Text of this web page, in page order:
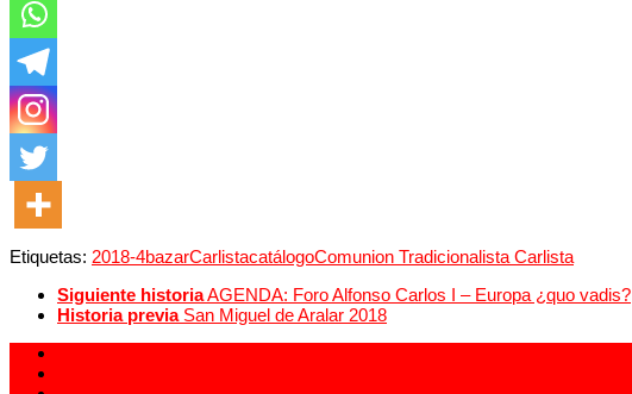
Etiquetas: 2018-4bazarCarlistacatálogoComunion Tradicionalista Carlista
Siguiente historiaAGENDA: Foro Alfonso Carlos I – Europa ¿quo vadis?
Historia previa San Miguel de Aralar 2018